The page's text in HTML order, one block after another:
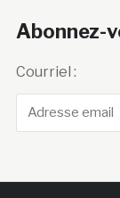
Abonnez-
Courriel :